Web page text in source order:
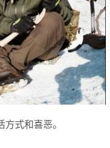
式和喜恶。